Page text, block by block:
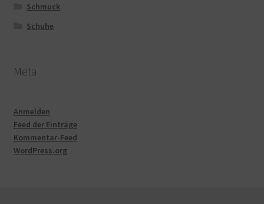
Schmuck
Schuhe
Meta
Anmelden
Feed der Einträge
Kommentar-Feed
WordPress.org